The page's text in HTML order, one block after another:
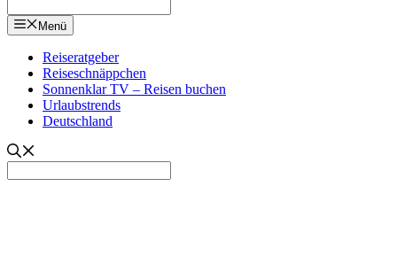
Menü
Reiseratgeber
Reiseschnäppchen
Sonnenklar TV – Reisen buchen
Urlaubstrends
Deutschland